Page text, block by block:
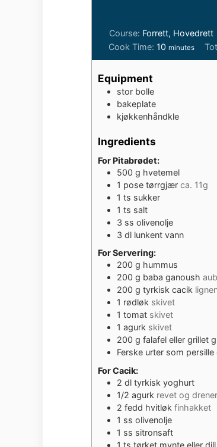
Course: Forrett, Hovedrett
Cook Time: 10minutes
minutes
Equipment
stor bolle
bakeplate
kjøkkenhåndkle
Ingredients
For Pitabrødet:
500 g hvetemel
1 pose tørrgjær ca. 11g
1 ts sukker
1 ts salt
3 ss olivenolje
3 dl lunkent vann
For Servering:
200 g hummus
200 g baba ganoush
200 g tyrkisk cacik
1 rødløk skivet
1 tomat skivet
1 agurk skivet
200 g falafel eller grillet
Ferske urter som persille
For Cacik:
2 dl tyrkisk yoghurt
1/2 agurk revet og
2 fedd hvitløk finhakket
1 ss olivenolje
1 ss sitronsaft
1 ts tørket mynte eller dill